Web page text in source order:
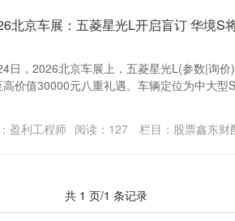
北京车展：五菱星光L开启盲订 华境S
日，2026北京车展上，五菱星光L(参数|询价
价值30000元八重礼遇。车辆定位为中大型
盈利工程师 阅读： 127 栏目： 股票鑫东财
共 1 页/1 条记录